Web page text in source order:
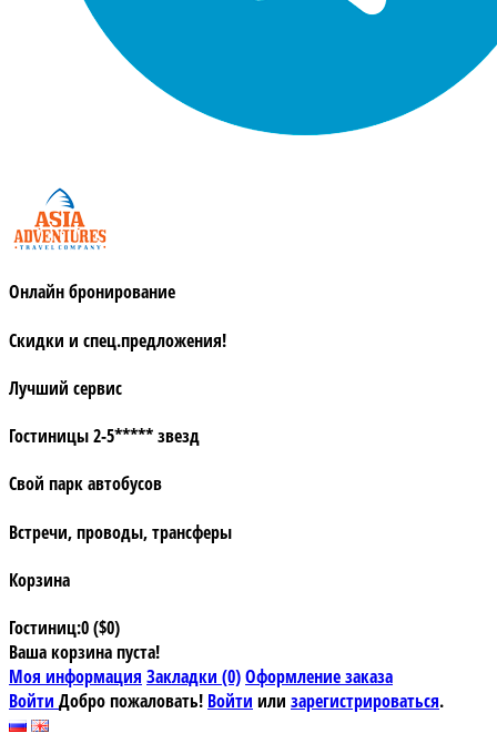
Онлайн бронирование
Скидки и спец.предложения!
Лучший сервис
Гостиницы 2-5***** звезд
Свой парк автобусов
Встречи, проводы, трансферы
Корзина
Гостиниц:0 ($0)
Ваша корзина пуста!
Моя информация Закладки (0)Оформление заказа
Войти Добро пожаловать! Войти или зарегистрироваться.